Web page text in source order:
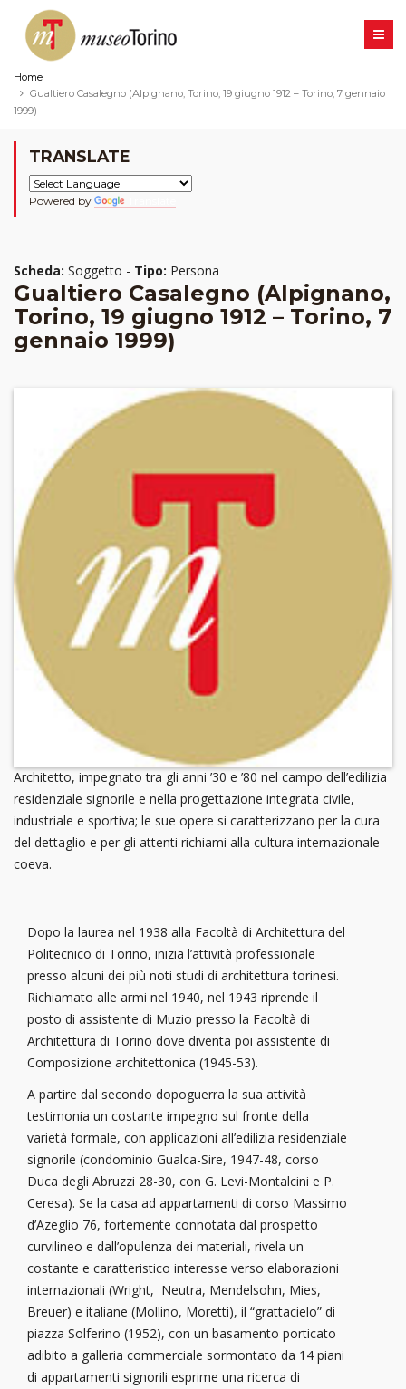
Home
Gualtiero Casalegno (Alpignano, Torino, 19 giugno 1912 – Torino, 7 gennaio
1999)
TRANSLATE
Powered by
Scheda: Soggetto - Tipo: Persona
Gualtiero Casalegno (Alpignano,
Torino, 19 giugno 1912 – Torino, 7
gennaio 1999)
Architetto, impegnato tra gli anni ’30 e ’80 nel campo dell’edilizia
residenziale signorile e nella progettazione integrata civile,
industriale e sportiva; le sue opere si caratterizzano per la cura
del dettaglio e per gli attenti richiami alla cultura internazionale
coeva.
Dopo la laurea nel 1938 alla Facoltà di Architettura del
Politecnico di Torino, inizia l’attività professionale
presso alcuni dei più noti studi di architettura torinesi.
Richiamato alle armi nel 1940, nel 1943 riprende il
posto di assistente di Muzio presso la Facoltà di
Architettura di Torino dove diventa poi assistente di
Composizione architettonica (1945-53).
A partire dal secondo dopoguerra la sua attività
testimonia un costante impegno sul fronte della
varietà formale, con applicazioni all’edilizia residenziale
signorile (condominio Gualca-Sire, 1947-48, corso
Duca degli Abruzzi 28-30, con G. Levi-Montalcini e P.
Ceresa). Se la casa ad appartamenti di corso Massimo
d’Azeglio 76, fortemente connotata dal prospetto
curvilineo e dall’opulenza dei materiali, rivela un
costante e caratteristico interesse verso elaborazioni
internazionali (Wright, Neutra, Mendelsohn, Mies,
Breuer) e italiane (Mollino, Moretti), il “grattacielo” di
piazza Solferino (1952), con un basamento porticato
adibito a galleria commerciale sormontato da 14 piani
di appartamenti signorili esprime una ricerca di